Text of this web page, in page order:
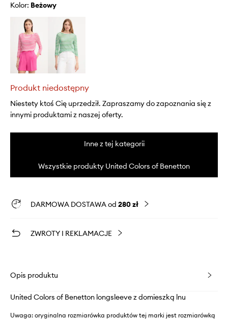
Kolor: beżowy
Produkt niedostępny
Niestety ktoś Cię uprzedził. Zapraszamy do zapoznania się z
innymi produktami z naszej oferty.
Inne z tej kategorii
Wszystkie produkty United Colors of Benetton
DARMOWA DOSTAWA od 280 zł
ZWROTY I REKLAMACJE
Opis produktu
United Colors of Benetton longsleeve z domieszką lnu
Uwaga: oryginalna rozmiarówka produktów tej marki jest rozmiarówką